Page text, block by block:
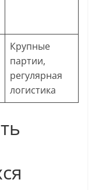
Крупные
партии,
регулярная
логистика